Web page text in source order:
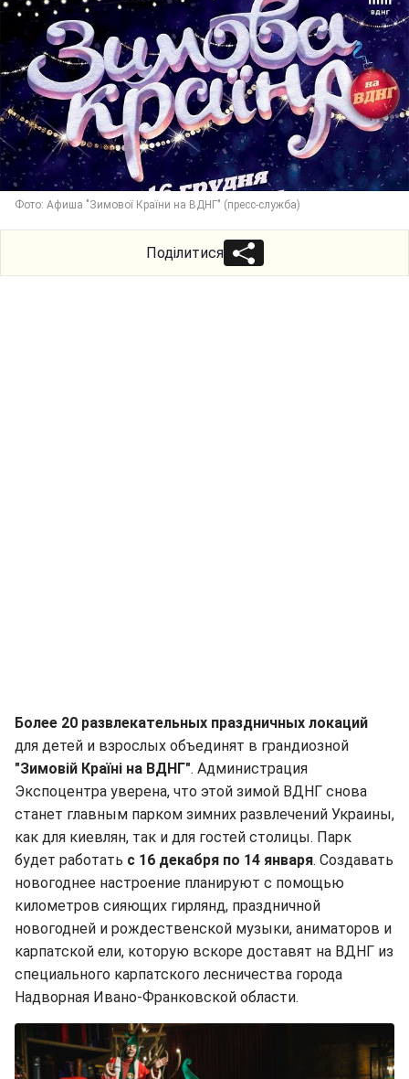
Фото: Афиша "Зимової Країни на ВДНГ" (пресс-служба)
Поділитися
Более 20 развлекательных праздничных локаций
для детей и взрослых объединят в грандиозной
"Зимовій Країні на ВДНГ". Администрация
Экспоцентра уверена, что этой зимой ВДНГ снова
станет главным парком зимних развлечений Украины,
как для киевлян, так и для гостей столицы. Парк
будет работать с 16 декабря по 14 января. Создавать
новогоднее настроение планируют с помощью
километров сияющих гирлянд, праздничной
новогодней и рождественской музыки, аниматоров и
карпатской ели, которую вскоре доставят на ВДНГ из
специального карпатского лесничества города
Надворная Ивано-Франковской области.